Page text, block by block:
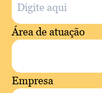
Área de atuação
Empresa